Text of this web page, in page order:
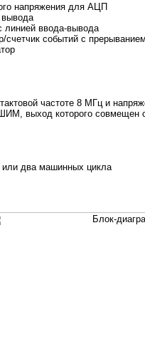
напряжения для АЦП
вывода
линией ввода-вывода
счетчик событий с
частоте 8 МГц и
выход которого совмещен
два машинных цикла